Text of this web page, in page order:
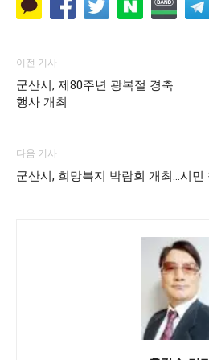
이전 기사
군산시, 제80주년 광복절 경축
행사 개최
다음 기사
군산시, 희망복지 박람회 개최…시민